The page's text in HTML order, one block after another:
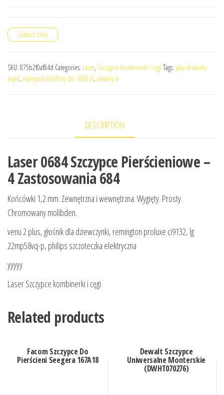
Zobacz cenę
SKU: 875b2f0af84d Categories: Laser, Szczypce kombinerki i cęgi Tags: jaką drukarkę
kupić, najlepsze telefony do 1000 zl, okulary vr
DESCRIPTION
Laser 0684 Szczypce Pierścieniowe –
4 Zastosowania 684
Końcówki 1,2 mm. Zewnętrzna i wewnętrzna. Wygięty. Prosty.
Chromowany molibden.
venu 2 plus, głośnik dla dziewczynki, remington proluxe ci9132, lg
22mp58vq-p, philips szczoteczka elektryczna
yyyyy
Laser Szczypce kombinerki i cęgi
Related products
Facom Szczypce Do
Pierścieni Seegera 167A18
Dewalt Szczypce
Uniwersalne Monterskie
(DWHT070276)